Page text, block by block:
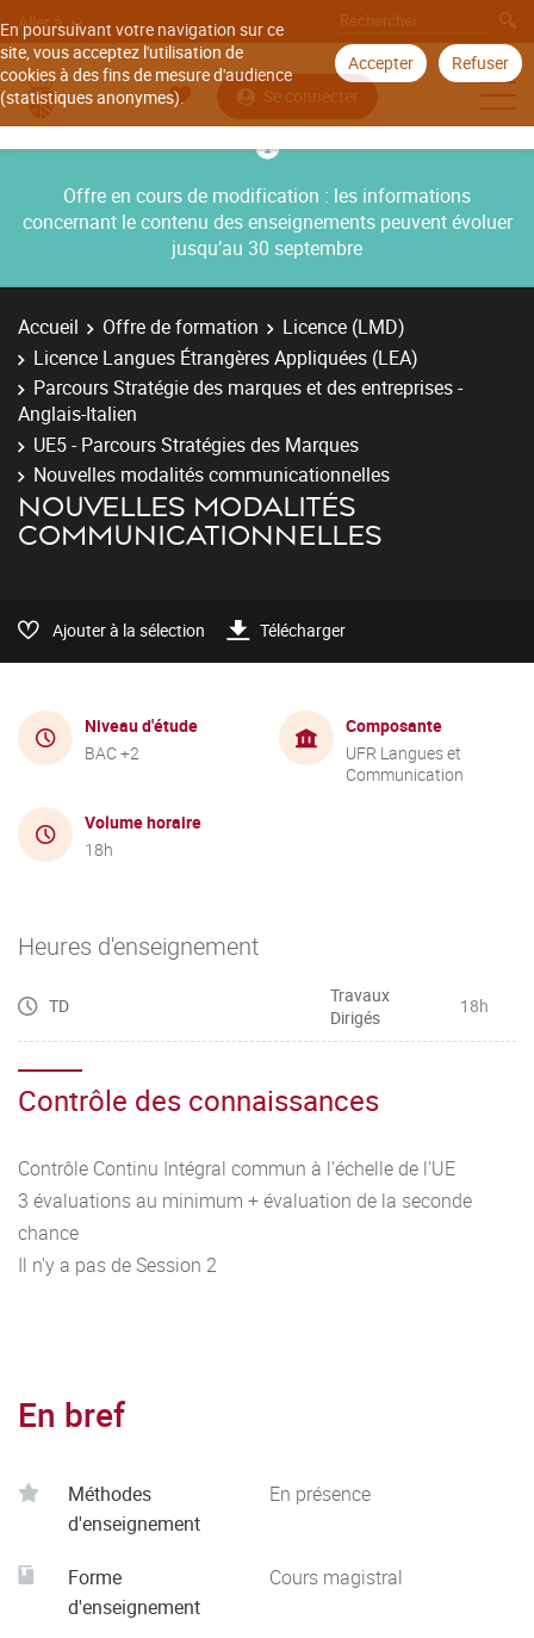
En poursuivant votre navigation sur ce
site, vous acceptez l'utilisation de
cookies à des fins de mesure d'audience
(statistiques anonymes).
Accepter Refuser
Aller à
Se connecter
Offre en cours de modification : les informations
concernant le contenu des enseignements peuvent évoluer
jusqu’au 30 septembre
Accueil Offre de formation
Licence (LMD)
Licence Langues Étrangères Appliquées (LEA)
Parcours Stratégie des marques et des entreprises -
Anglais-Italien
UE5 - Parcours Stratégies des Marques
Nouvelles modalités communicationnelles
NOUVELLES MODALITÉS
COMMUNICATIONNELLES
Ajouter à la sélection Télécharger
Niveau d'étude
BAC +2
Composante
UFR Langues et
Communication
Volume horaire
18h
Heures d'enseignement
TD
Travaux
Dirigés
18h
Contrôle des connaissances
Contrôle Continu Intégral commun à l'échelle de l'UE
3 évaluations au minimum + évaluation de la seconde
chance
Il n'y a pas de Session 2
En bref
Méthodes
d'enseignement
En présence
Forme
d'enseignement
Cours magistral